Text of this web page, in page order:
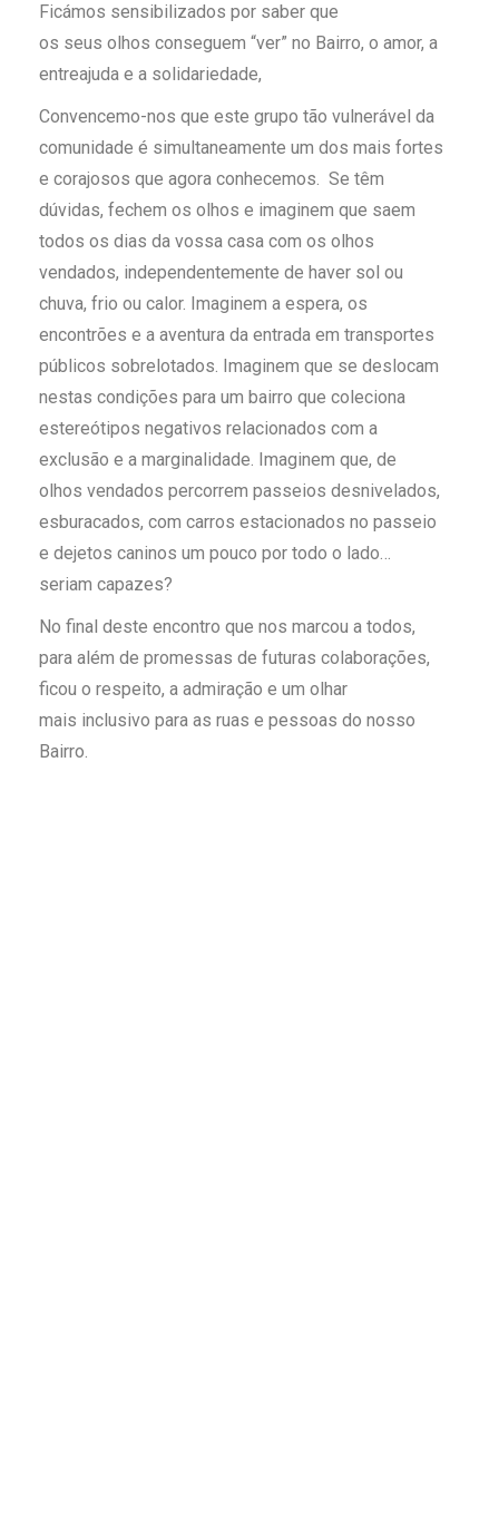
Ficámos sensibilizados por saber que
os seus olhos conseguem “ver” no Bairro, o amor, a
entreajuda e a solidariedade,
Convencemo-nos que este grupo tão vulnerável da
comunidade é simultaneamente um dos mais fortes
e corajosos que agora conhecemos. Se têm
dúvidas, fechem os olhos e imaginem que saem
todos os dias da vossa casa com os olhos
vendados, independentemente de haver sol ou
chuva, frio ou calor. Imaginem a espera, os
encontrões e a aventura da entrada em transportes
públicos sobrelotados. Imaginem que se deslocam
nestas condições para um bairro que coleciona
estereótipos negativos relacionados com a
exclusão e a marginalidade. Imaginem que, de
olhos vendados percorrem passeios desnivelados,
esburacados, com carros estacionados no passeio
e dejetos caninos um pouco por todo o lado…
seriam capazes?
No final deste encontro que nos marcou a todos,
para além de promessas de futuras colaborações,
ficou o respeito, a admiração e um olhar
mais inclusivo para as ruas e pessoas do nosso
Bairro.